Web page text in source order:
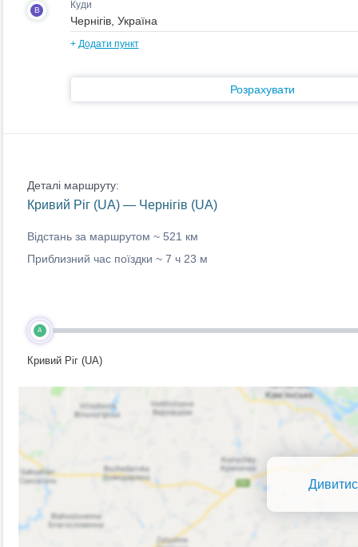
B Куди
+ Додати пункт
Розрахувати
Деталі маршруту:
Кривий Ріг (UA) — Чернігів (UA)
Відстань за маршрутом ~ 521 км
Приблизний час поїздки ~ 7 ч 23 м
A
Кривий Ріг (UA)